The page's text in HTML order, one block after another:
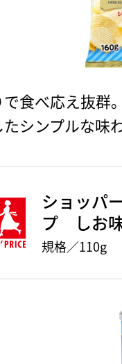
で食べ応え抜群
シンプルな味
ショッパ
プ しお
規格／110g